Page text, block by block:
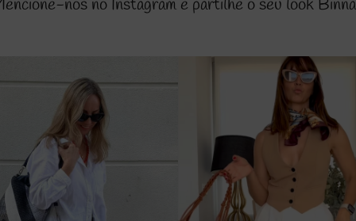
nos no Instagram e partilhe o seu look